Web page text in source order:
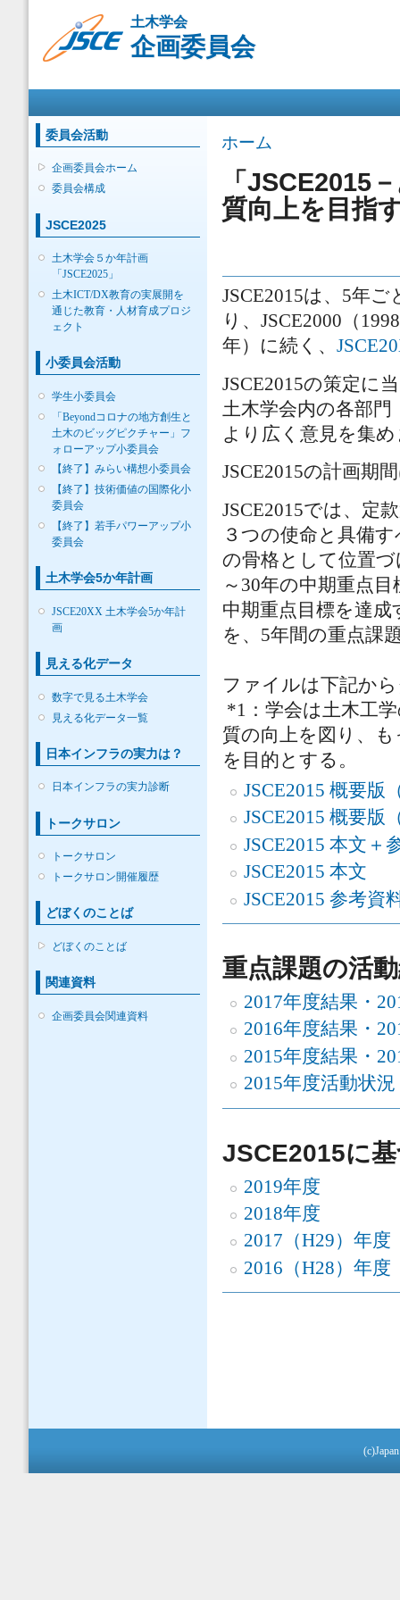
動
土木学会
企画委員会
委員会活動
企画委員会ホーム
委員会構成
JSCE2025
土木学会５か年計画
「JSCE2025」
土木ICT/DX教育の実展開を
通じた教育・人材育成プロジ
ェクト
小委員会活動
学生小委員会
「Beyondコロナの地方創生と
土木のビッグピクチャー」フ
ォローアップ小委員会
【終了】みらい構想小委員会
【終了】技術価値の国際化小
委員会
【終了】若手パワーアップ小
委員会
土木学会5か年計画
JSCE20XX 土木学会5か年計
画
見える化データ
数字で見る土木学会
見える化データ一覧
日本インフラの実力は？
日本インフラの実力診断
トークサロン
トークサロン
トークサロン開催履歴
どぼくのことば
どぼくのことば
関連資料
企画委員会関連資料
現在地
ホーム
「JSCE2015
質向上を目指
JSCE2015は、5年
り、JSCE2000（
年）に続く、
JSCE2015の策定に
土木学会内の各部
より広く意見を集
JSCE2015の計画期
JSCE2015では、定
３つの使命と具備
の骨格として位置
～30年の中期重点
中期重点目標を達
を、5年間の重点課
ファイルは下記か
*1：学会は土木工
質の向上を図り、
を目的とする。
JSCE2015 概要版
JSCE2015 概要版
JSCE2015 本文＋
JSCE2015 本文
JSCE2015 参考資
重点課題の活
2017年度結果・
2016年度結果・
2015年度結果・
2015年度活動状況
JSCE2015に
2019年度
2018年度
2017（H29）年度
2016（H28）年度